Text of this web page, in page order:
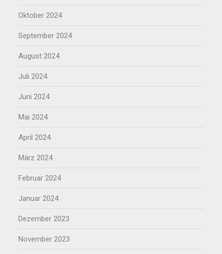
Oktober 2024
September 2024
August 2024
Juli 2024
Juni 2024
Mai 2024
April 2024
März 2024
Februar 2024
Januar 2024
Dezember 2023
November 2023